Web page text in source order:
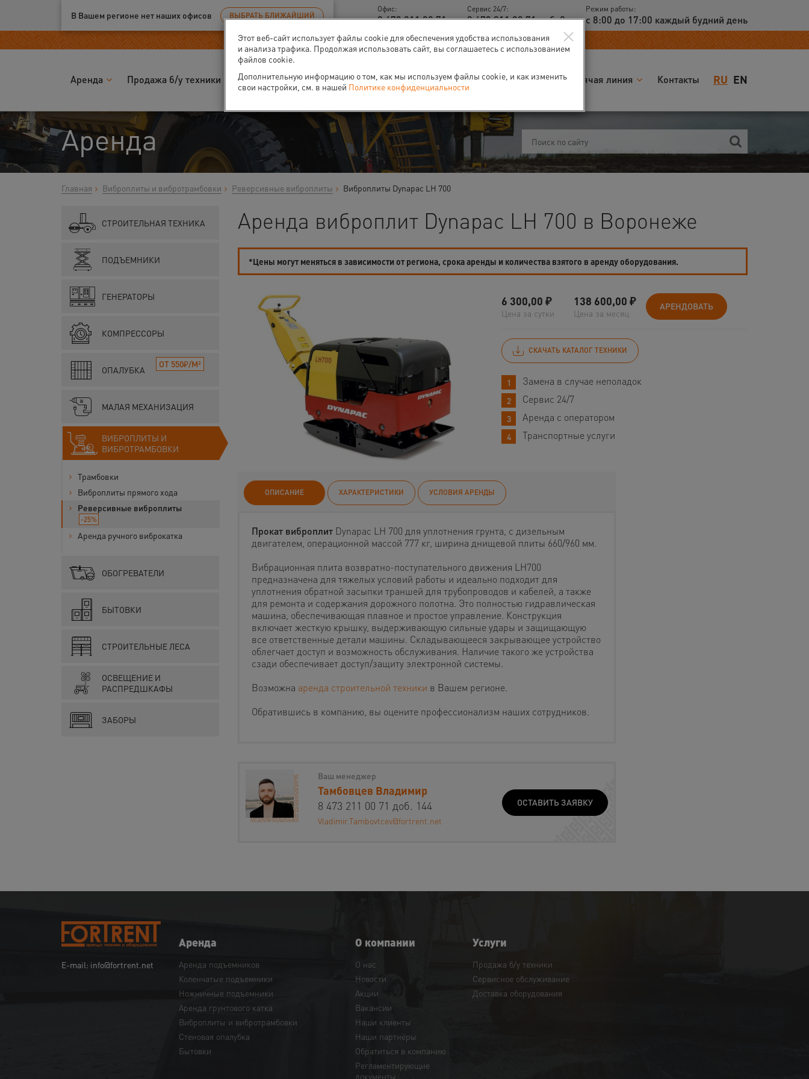
Ваш город:Воронеж
В Вашем регионе нет наших офисов ВЫБРАТЬ БЛИЖАЙШИЙ
Офис:
8 473 211 00 71
Сервис 24/7:
8 473 211 00 71 доб. 2
Режим работы:
с 8:00 до 17:00 каждый будний день
RU EN
Аренда Продажа б/у техники Запчасти О нас События Горячая линия Контакты
Аренда
Главная Виброплиты и вибротрамбовки Реверсивные виброплиты Виброплиты Dynapac LH 700
СТРОИТЕЛЬНАЯ ТЕХНИКА
ПОДЪЕМНИКИ
ГЕНЕРАТОРЫ
КОМПРЕССОРЫ
ОПАЛУБКА
ОТ 550₽/М²
МАЛАЯ МЕХАНИЗАЦИЯ
ВИБРОПЛИТЫ И
ВИБРОТРАМБОВКИ
Трамбовки
Виброплиты прямого хода
Реверсивные виброплиты
-25%
Аренда ручного виброкатка
ОБОГРЕВАТЕЛИ
БЫТОВКИ
СТРОИТЕЛЬНЫЕ ЛЕСА
ОСВЕЩЕНИЕ И
РАСПРЕДШКАФЫ
ЗАБОРЫ
Аренда виброплит Dynapac LH 700 в Воронеже
*Цены могут меняться в зависимости от региона, срока аренды и количества взятого в аренду оборудования.
6 300,00 ₽
Цена за сутки
138 600,00 ₽
Цена за месяц
АРЕНДОВАТЬ
СКАЧАТЬ КАТАЛОГ ТЕХНИКИ
Замена в случае неполадок
Сервис 24/7
Аренда с оператором
Транспортные услуги
ОПИСАНИЕ ХАРАКТЕРИСТИКИ УСЛОВИЯ АРЕНДЫ
Прокат виброплитDynapac LH 700 для уплотнения грунта, с дизельным
двигателем, операционной массой 777 кг, ширина днищевой плиты 660/960 мм.
Вибрационная плита возвратно-поступательного движения LH700
предназначена для тяжелых условий работы и идеально подходит для
уплотнения обратной засыпки траншей для трубопроводов и кабелей, а также
для ремонта и содержания дорожного полотна. Это полностью гидравлическая
машина, обеспечивающая плавное и простое управление. Конструкция
включает жесткую крышку, выдерживающую сильные удары и защищающую
все ответственные детали машины. Складывающееся закрывающее устройство
облегчает доступ и возможность обслуживания. Наличие такого же устройства
сзади обеспечивает доступ/защиту электронной системы.
Возможна аренда строительной техники в Вашем регионе.
Обратившись в компанию, вы оцените профессионализм наших сотрудников.
Ваш менеджер
Тамбовцев Владимир
8 473 211 00 71 доб. 144
Vladimir.Tambovtcev@fortrent.net
ОСТАВИТЬ ЗАЯВКУ
E-mail: info@fortrent.net
Аренда
Аренда подъемников
Коленчатые подъемники
Ножничные подъемники
Аренда грунтового катка
Виброплиты и вибротрамбовки
Cтеновая опалубка
Бытовки
О компании
О нас
Новости
Акции
Вакансии
Наши клиенты
Наши партнёры
Обратиться в компанию
Регламентирующие
документы
Услуги
Продажа б/у техники
Сервисное обслуживание
Доставка оборудования
×
Этот веб-сайт использует файлы cookie для обеспечения удобства использования
и анализа трафика. Продолжая использовать сайт, вы соглашаетесь с использованием
файлов cookie.
Дополнительную информацию о том, как мы используем файлы cookie, и как изменить
свои настройки, см. в нашей Политике конфиденциальности